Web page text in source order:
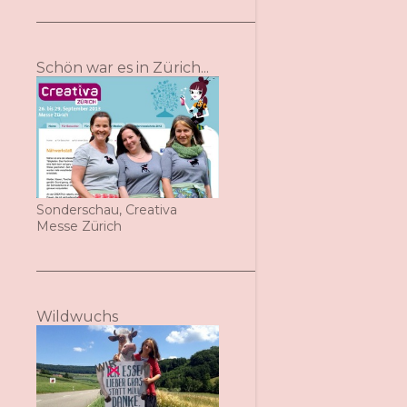
Schön war es in Zürich...
Sonderschau, Creativa
Messe Zürich
Wildwuchs